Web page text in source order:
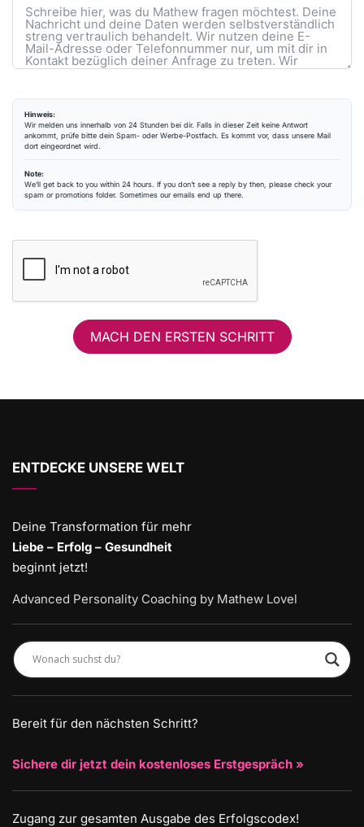
Hinweis:
Wir melden uns innerhalb von 24 Stunden bei dir. Falls in dieser Zeit keine Antwort
ankommt, prüfe bitte dein Spam- oder Werbe-Postfach. Es kommt vor, dass unsere Mail
dort eingeordnet wird.
Note:
We’ll get back to you within 24 hours. If you don’t see a reply by then, please check your
spam or promotions folder. Sometimes our emails end up there.
MACH DEN ERSTEN SCHRITT
ENTDECKE UNSERE WELT
Deine Transformation für mehr
Liebe – Erfolg – Gesundheit
beginnt jetzt!
Advanced Personality Coaching by Mathew Lovel
Bereit für den nächsten Schritt?
Sichere dir jetzt dein kostenloses Erstgespräch »
Zugang zur gesamten Ausgabe des Erfolgscodex!